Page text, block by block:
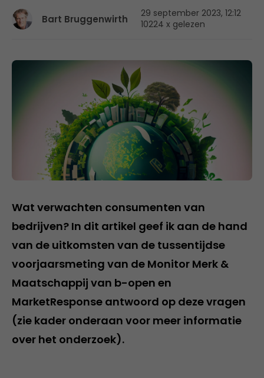
Bart Bruggenwirth
29 september 2023, 12:12
10224 x gelezen
Wat verwachten consumenten van
bedrijven? In dit artikel geef ik aan de hand
van de uitkomsten van de tussentijdse
voorjaarsmeting van de Monitor Merk &
Maatschappij van b-open en
MarketResponse antwoord op deze vragen
(zie kader onderaan voor meer informatie
over het onderzoek).